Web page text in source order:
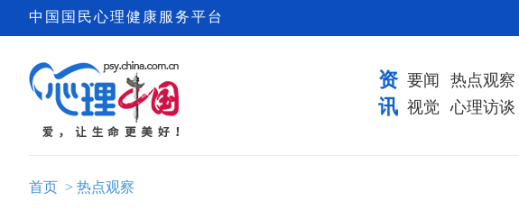
中国国民心理健康服务平台
资
讯
要闻 热点观察
视觉 心理访谈
首页 > 热点观察